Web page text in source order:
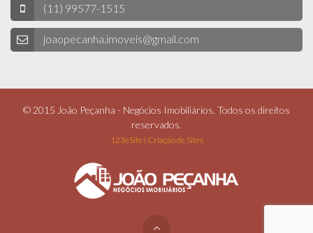
(11) 99577-1515
joaopecanha.imoveis@gmail.com
© 2015 João Peçanha - Negócios Imobiliários. Todos os direitos
reservados.
123eSite | Criação de Sites